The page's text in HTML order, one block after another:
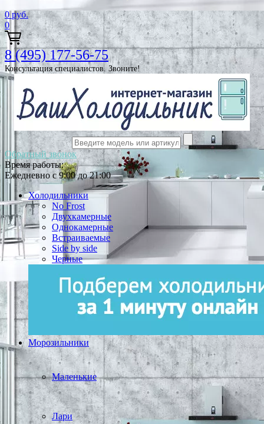
0 руб.
0
8 (495) 177-56-75
Консультация специалистов. Звоните!
Обратный звонок
Время работы:
Ежедневно с 9:00 до 21:00
Холодильники
No Frost
Двухкамерные
Однокамерные
Встраиваемые
Side by side
Черные
Морозильники
Маленькие
Лари